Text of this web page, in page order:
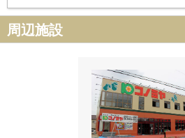
周辺施設